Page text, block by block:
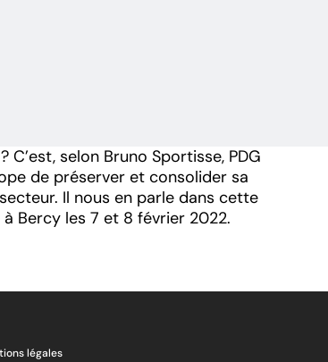
selon Bruno Sportisse, PDG
de préserver et consolider sa
Il nous en parle dans cette
à Bercy les 7 et 8 février 2022.
légales